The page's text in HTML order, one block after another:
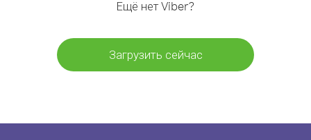
Ещё нет Viber?
Загрузить сейчас